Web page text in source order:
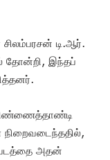
டி.ஆர்.
தோன்றி, இந்தப்
படத்தை அதன்